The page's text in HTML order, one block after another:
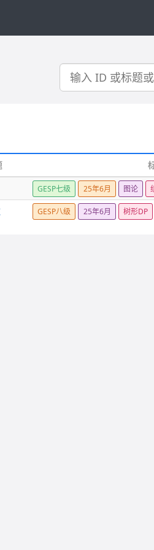
搜
GESP七级 25年6月 图论
GESP八级 25年6月 树形DP